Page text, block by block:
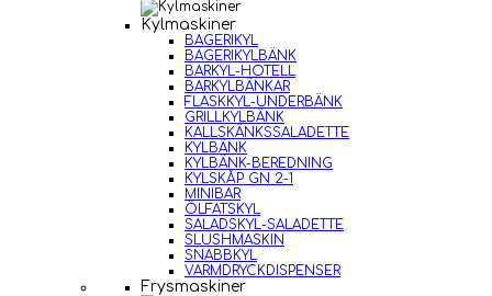
Kylmaskiner
BAGERIKYL
BAGERIKYLBÄNK
BARKYL-HOTELL
BARKYLBÄNKAR
FLASKKYL-UNDERBÄNK
GRILLKYLBÄNK
KALLSKÄNKSSALADETTE
KYLBÄNK
KYLBÄNK-BEREDNING
KYLSKÅP GN 2-1
MINIBAR
ÖLFATSKYL
SALADSKYL-SALADETTE
SLUSHMASKIN
SNABBKYL
VARMDRYCKDISPENSER
Frysmaskiner